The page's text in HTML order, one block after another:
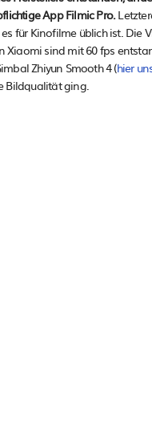
App Filmic Pro.
für Kinofilme üblich ist. Die
Xiaomi sind mit 60 fps
Zhiyun Smooth 4 (hier
Bildqualität ging.